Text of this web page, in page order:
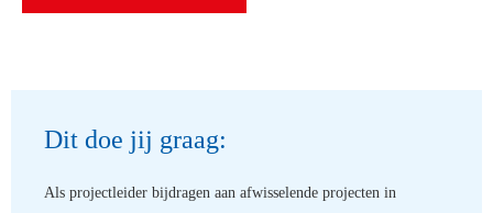
Dit doe jij graag:
Als projectleider bijdragen aan afwisselende projecten in